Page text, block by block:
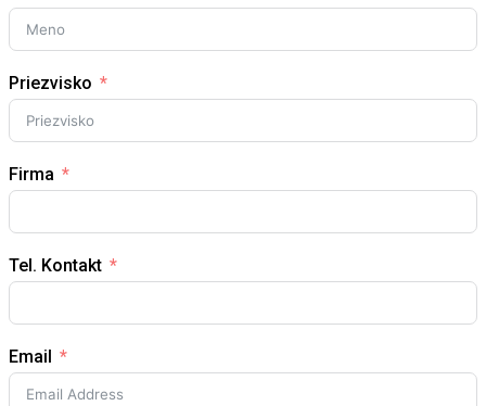
Priezvisko
Firma
Tel. Kontakt
Email